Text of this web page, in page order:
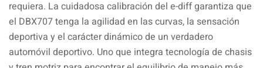
requiera. La cuidadosa calibración del e-diff garantiza que
el DBX707 tenga la agilidad en las curvas, la sensación
deportiva y el carácter dinámico de un verdadero
automóvil deportivo. Uno que integra tecnología de chasis